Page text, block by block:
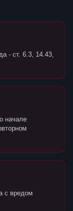
- ст. 6.3, 14.43,
начале
с вредом